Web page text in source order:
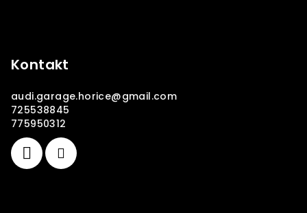
Kontakt
audi.garage.horice@gmail.com
725538845
775950312